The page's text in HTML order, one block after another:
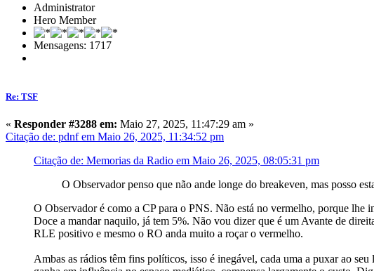
Administrator
Hero Member
Mensagens: 1717
Re: TSF
« Responder #3288 em: Maio 27, 2025, 11:47:29 am »
Citação de: pdnf em Maio 26, 2025, 11:34:52 pm
Citação de: Memorias da Radio em Maio 26, 2025, 08:05:31 pm
O Observador penso que não ande longe do breakeven, mas posso
O Observador é como a CP para o PNS. Não está no vermelho, porque lhe
Doce a mandar naquilo, já tem 5%. Não vou dizer que é um Avante de
RLE positivo e mesmo o RO anda muito a roçar o vermelho.
Ambas as rádios têm fins políticos, isso é inegável, cada uma a puxar ao